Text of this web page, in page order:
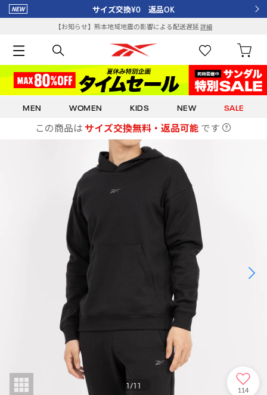
サイズ交換¥0 返品OK
【お知らせ】熊本地域地震の影響による配送遅延詳細
MEN WOMEN KIDS NEW SALE
この商品は サイズ交換無料・返品可能 です
1/11 114